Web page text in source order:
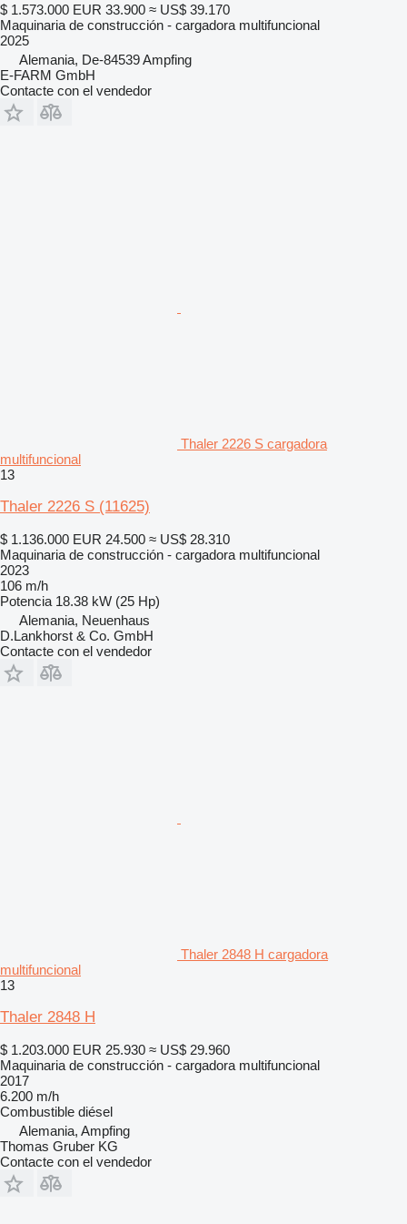
$ 1.573.000 EUR 33.900 ≈ US$ 39.170
Maquinaria de construcción - cargadora multifuncional
2025
Alemania, De-84539 Ampfing
E-FARM GmbH
Contacte con el vendedor
Thaler 2226 S cargadora
multifuncional
13
Thaler 2226 S (11625)
$ 1.136.000 EUR 24.500 ≈ US$ 28.310
Maquinaria de construcción - cargadora multifuncional
2023
106 m/h
Potencia 18.38 kW (25 Hp)
Alemania, Neuenhaus
D.Lankhorst & Co. GmbH
Contacte con el vendedor
Thaler 2848 H cargadora
multifuncional
13
Thaler 2848 H
$ 1.203.000 EUR 25.930 ≈ US$ 29.960
Maquinaria de construcción - cargadora multifuncional
2017
6.200 m/h
Combustible diésel
Alemania, Ampfing
Thomas Gruber KG
Contacte con el vendedor